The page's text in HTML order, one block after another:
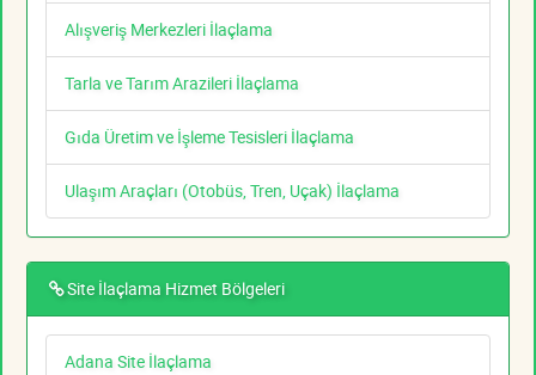
Alışveriş Merkezleri İlaçlama
Tarla ve Tarım Arazileri İlaçlama
Gıda Üretim ve İşleme Tesisleri İlaçlama
Ulaşım Araçları (Otobüs, Tren, Uçak) İlaçlama
Site İlaçlama Hizmet Bölgeleri
Adana Site İlaçlama